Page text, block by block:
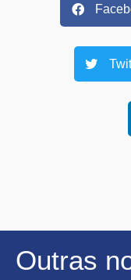
Outras